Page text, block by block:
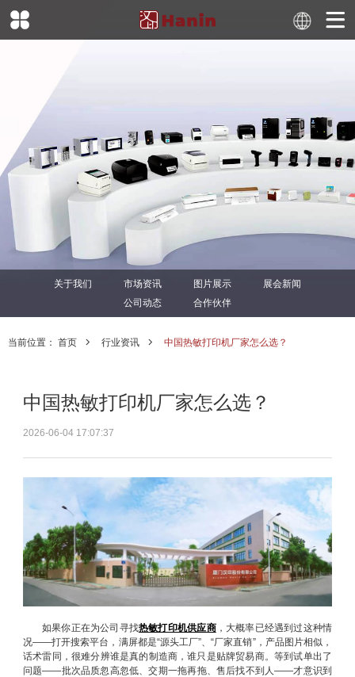
关于我们 市场资讯 图片展示
展会新闻
公司动态
合作伙伴
当前位置： 首页 行业资讯 中国热敏打印机厂家怎么选？
中国热敏打印机厂家怎么选？
2026-06-04 17:07:37
如果你正在为公司寻找热敏打印机供应商，大概率已经遇到过这种情
况——打开搜索平台，满屏都是“源头工厂”、“厂家直销”，产品图片相似，
话术雷同，很难分辨谁是真的制造商，谁只是贴牌贸易商。等到试单出了
问题——批次品质忽高忽低、交期一拖再拖、售后找不到人——才意识到